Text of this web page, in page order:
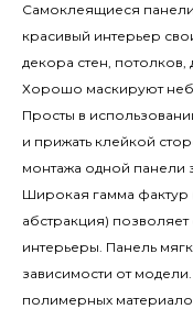
Самоклеящиеся
красивый интерьер
декора стен,
Хорошо маскируют
Просты в
и прижать клейкой
монтажа одной панели
Широкая гамма фактур
абстракция)
интерьеры. Панель
зависимости от
полимерных